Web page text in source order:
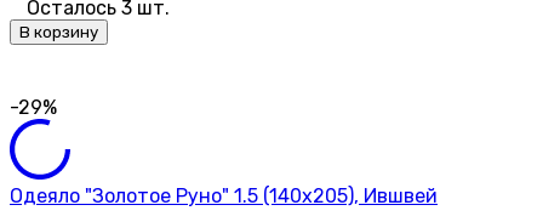
Осталось 3 шт.
В корзину
-29%
Одеяло "Золотое Руно" 1.5 (140х205), Ившвей